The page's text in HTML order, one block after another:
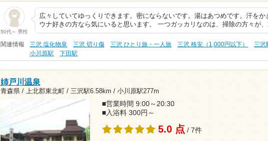
50代～ 男性
広々していてゆっくりできます。密にならないです。湯はあつめです。汗をか
ウナ好きの方なら気にいると思います。 一つガッカリなのは、掃除の方々が
関連情報 三沢 塩化物泉 三沢 切り傷 三沢 ひとり旅・一人旅 三沢 格安（1,000円以下） 三沢
小川原駅
下田駅
姉戸川温泉
青森県 / 上北郡東北町 / 三沢駅6.58km / 小川原駅277m
■営業時間 9:00～20:30
■入浴料 300円～
5.0 点 / 7件